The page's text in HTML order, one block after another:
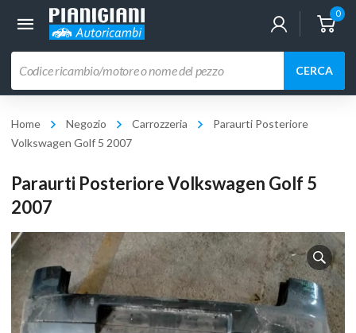
0
prodotti
CERCA
Home Negozio Carrozzeria
Paraurti Posteriore
Volkswagen Golf 5 2007
Paraurti Posteriore Volkswagen Golf 5
2007